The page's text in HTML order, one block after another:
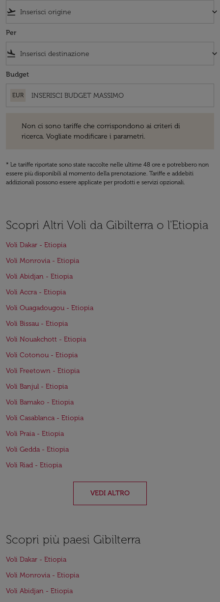
flight_takeoff keyboard_arrow_down
Per
flight_land keyboard_arrow_down
Budget
EUR
Non ci sono tariffe che corrispondono ai criteri di
ricerca. Vogliate modificare i parametri.
* Le tariffe riportate sono state raccolte nelle ultime 48 ore e potrebbero non
essere più disponibili al momento della prenotazione. Tariffe e addebiti
addizionali possono essere applicate per prodotti e servizi opzionali.
Scopri Altri Voli da Gibilterra o l'Etiopia
Voli Dakar - Etiopia
Voli Monrovia - Etiopia
Voli Abidjan - Etiopia
Voli Accra - Etiopia
Voli Ouagadougou - Etiopia
Voli Bissau - Etiopia
Voli Nouakchott - Etiopia
Voli Cotonou - Etiopia
Voli Freetown - Etiopia
Voli Banjul - Etiopia
Voli Bamako - Etiopia
Voli Casablanca - Etiopia
Voli Praia - Etiopia
Voli Gedda - Etiopia
Voli Riad - Etiopia
VEDI ALTRO
Scopri più paesi Gibilterra
Voli Dakar - Etiopia
Voli Monrovia - Etiopia
Voli Abidjan - Etiopia